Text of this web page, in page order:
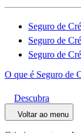
Seguro de
Seguro de
Seguro de
O que é Seguro de
Descubra
Voltar ao menu